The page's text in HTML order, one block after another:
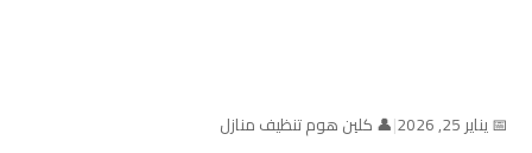
📅 يناير 25, 2026 |👤 كلين هوم تنظيف منازل